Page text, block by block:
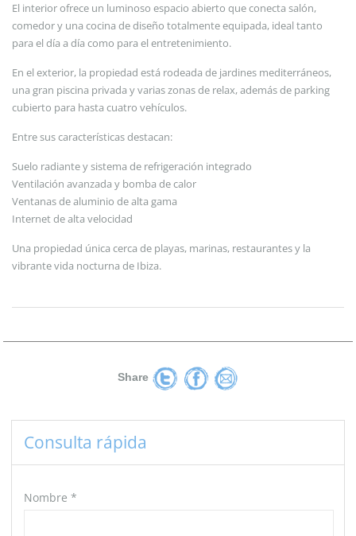
El interior ofrece un luminoso espacio abierto que conecta salón,
comedor y una cocina de diseño totalmente equipada, ideal tanto
para el día a día como para el entretenimiento.
En el exterior, la propiedad está rodeada de jardines mediterráneos,
una gran piscina privada y varias zonas de relax, además de parking
cubierto para hasta cuatro vehículos.
Entre sus características destacan:
Suelo radiante y sistema de refrigeración integrado
Ventilación avanzada y bomba de calor
Ventanas de aluminio de alta gama
Internet de alta velocidad
Una propiedad única cerca de playas, marinas, restaurantes y la
vibrante vida nocturna de Ibiza.
Share
Consulta rápida
Nombre *